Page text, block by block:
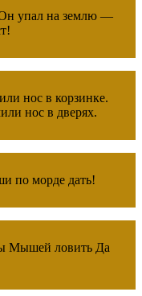
Он упал на землю —
нос в корзинке.
нос в дверях.
по морде дать!
Мышей ловить Да